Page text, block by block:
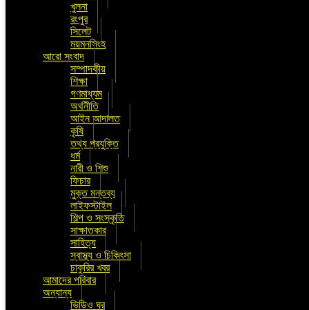
খুলনা
রংপুর
সিলেট
ময়মনসিংহ
আরো সংবাদ
সম্পাদকীয়
শিক্ষা
গণমাধ্যম
অর্থনীতি
আইন আদালত
কৃষি
তথ্য প্রযুক্তি
ধর্ম
নারী ও শিশু
ফিচার
মুক্ত মন্তব্য
লাইফস্টাইল
শিল্প ও সংস্কৃতি
সাক্ষাতকার
সাহিত্য
স্বাস্থ্য ও চিকিৎসা
চাকুরির খবর
আমাদের পরিবার
অন্যান্য
ভিডিও ঘর